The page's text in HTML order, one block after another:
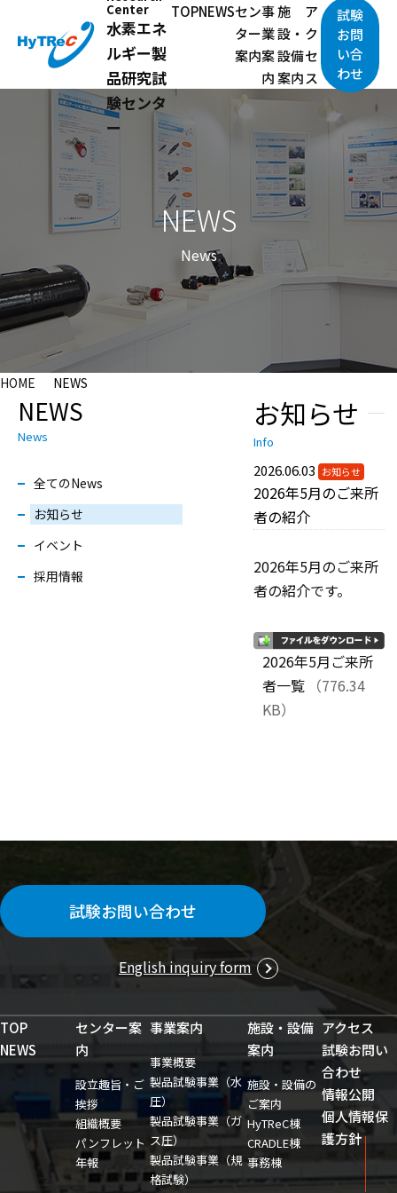
Center
水素エネ
ルギー製
品研究試
験センタ
ー
TOPNEWSセン
ター
案内
事
業
案
内
施
設・
設備
案内
ア
ク
セ
ス
試験
お問
い合
わせ
NEWS
News
HOME NEWS
NEWS
News
全てのNews
お知らせ
イベント
採用情報
お知らせ
Info
2026.06.03 お知らせ
2026年5月のご来所
者の紹介
2026年5月のご来所
者の紹介です。
2026年5月ご来所
者一覧 （776.34
KB）
試験お問い合わせ
English inquiry form
TOP
NEWS
センター案
内
設立趣旨・ご
挨拶
組織概要
パンフレット
年報
事業案内
事業概要
製品試験事業（水
圧）
製品試験事業（ガ
ス圧）
製品試験事業（規
格試験）
施設・設備
案内
施設・設備の
ご案内
HyTReC棟
CRADLE棟
事務棟
アクセス
試験お問い
合わせ
情報公開
個人情報保
護方針